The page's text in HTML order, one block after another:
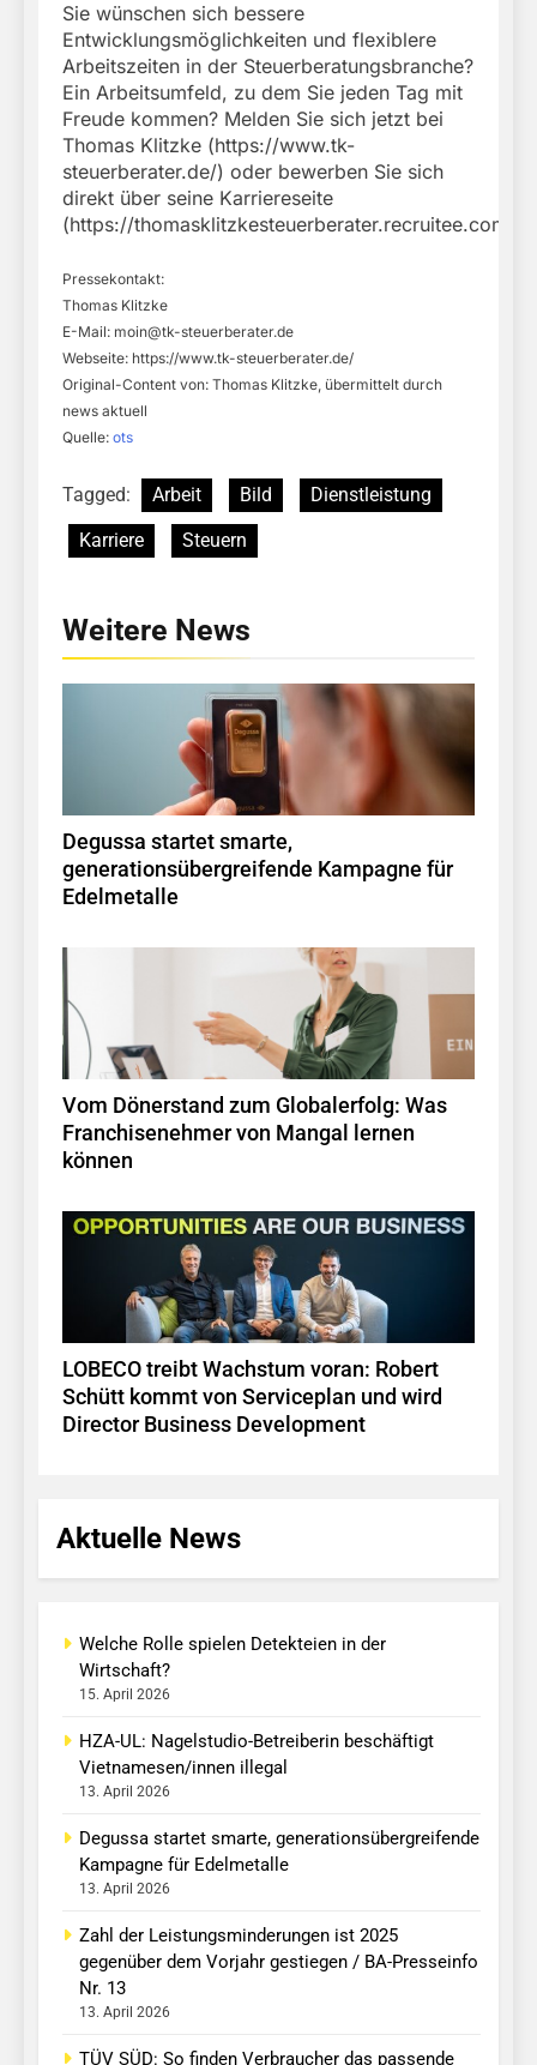
Sie wünschen sich bessere
Entwicklungsmöglichkeiten und flexiblere
Arbeitszeiten in der Steuerberatungsbranche?
Ein Arbeitsumfeld, zu dem Sie jeden Tag mit
Freude kommen? Melden Sie sich jetzt bei
Thomas Klitzke (https://www.tk-
steuerberater.de/) oder bewerben Sie sich
direkt über seine Karriereseite
(https://thomasklitzkesteuerberater.recruitee.com/)!
Pressekontakt:
Thomas Klitzke
E-Mail: moin@tk-steuerberater.de
Webseite: https://www.tk-steuerberater.de/
Original-Content von: Thomas Klitzke, übermittelt durch
news aktuell
Quelle: ots
Tagged: Arbeit Bild
Dienstleistung
Karriere
Steuern
Weitere News
Degussa startet smarte,
generationsübergreifende Kampagne für
Edelmetalle
Vom Dönerstand zum Globalerfolg: Was
Franchisenehmer von Mangal lernen
können
LOBECO treibt Wachstum voran: Robert
Schütt kommt von Serviceplan und wird
Director Business Development
Aktuelle News
Welche Rolle spielen Detekteien in der
Wirtschaft?
15. April 2026
HZA-UL: Nagelstudio-Betreiberin beschäftigt
Vietnamesen/innen illegal
13. April 2026
Degussa startet smarte, generationsübergreifende
Kampagne für Edelmetalle
13. April 2026
Zahl der Leistungsminderungen ist 2025
gegenüber dem Vorjahr gestiegen / BA-Presseinfo
Nr. 13
13. April 2026
TÜV SÜD: So finden Verbraucher das passende